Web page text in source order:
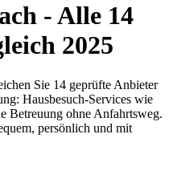
- Alle 14
2025
Sie 14 geprüfte Anbieter
Hausbesuch-Services wie
Betreuung ohne Anfahrtsweg.
persönlich und mit